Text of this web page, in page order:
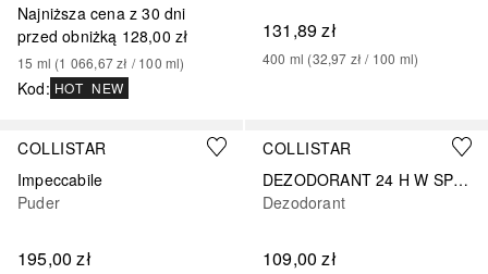
Najniższa cena z 30 dni
przed obniżką 128,00 zł
15 ml (1 066,67 zł / 100 ml)
Kod: HOT NEW
131,89 zł
400 ml (32,97 zł / 100 ml)
COLLISTAR
Impeccabile
Puder
195,00 zł
+3
COLLISTAR
DEZODORANT 24 H W SPRAYU Z MLEKIEM ALOESOWYM
Dezodorant
109,00 zł